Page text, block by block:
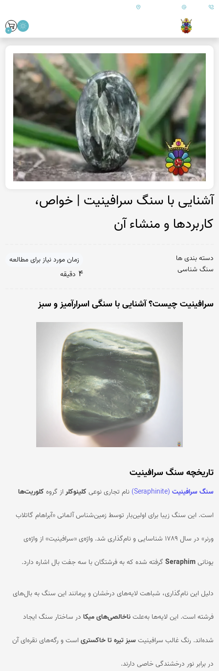
09179890157 ایران - فارس - کازرون
0
آشنایی با سنگ سرافینیت | خواص،
کاربردها و منشاء آن
دسته بندی ها
سنگ شناسی
زمان مورد نیاز برای مطالعه
4 دقیقه
سرافینیت چیست؟ آشنایی با سنگی اسرارآمیز و سبز
تاریخچه سنگ سرافینیت
سنگ سرافینیت (Seraphinite) نام تجاری نوعی کلینوکلراز گروه کلوریت‌ها
است. این سنگ زیبا برای اولین‌بار توسط زمین‌شناس آلمانی «آبراهام گاتلاب
ورنر» در سال ۱۷۸۹ شناسایی و نام‌گذاری شد. واژه‌ی «سرافینیت» از واژه‌ی
یونانیSeraphim گرفته شده که به فرشتگان با سه جفت بال اشاره دارد.
دلیل این نام‌گذاری، شباهت لایه‌های درخشان و پرمانند این سنگ به بال‌های
فرشته است. این لایه‌ها به‌علتناخالصی‌های میکا در ساختار سنگ ایجاد
شده‌اند. رنگ غالب سرافینیتسبز تیره تا خاکستری است و رگه‌های نقره‌ای آن
در برابر نور درخشندگی خاصی دارند.